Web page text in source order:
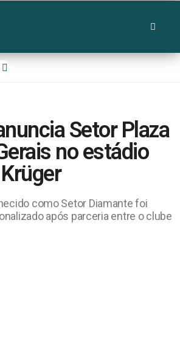
Setor Plaza
no estádio
como Setor Diamante foi
após parceria entre o clube